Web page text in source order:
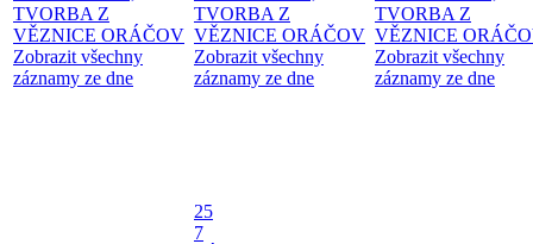
TVORBA Z
VĚZNICE ORÁČOV
Zobrazit všechny
záznamy ze dne
TVORBA Z
VĚZNICE ORÁČOV
Zobrazit všechny
záznamy ze dne
TVORBA Z
VĚZNICE
Zobrazit všechny
záznamy ze dne
25
7